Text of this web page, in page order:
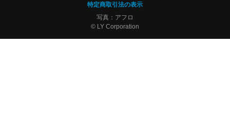
特定商取引法の表示
写真：アフロ
© LY Corporation